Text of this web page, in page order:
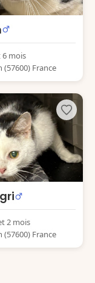
6 mois
(57600) France
2 mois
(57600) France